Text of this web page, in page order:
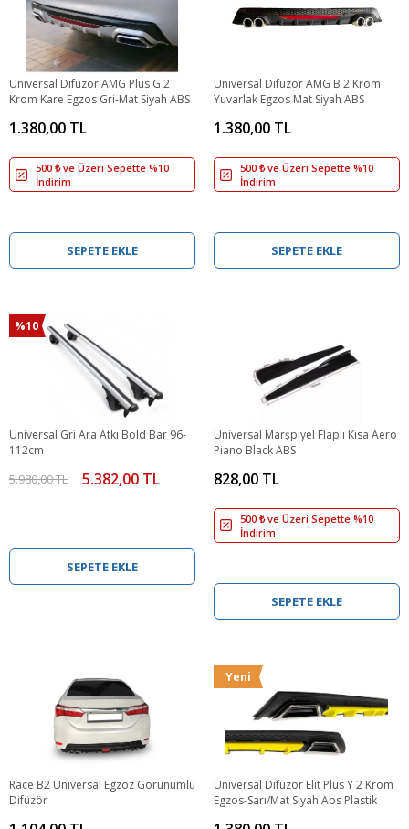
Universal Difüzör AMG Plus G 2
Krom Kare Egzos Gri-Mat Siyah ABS
1.380,00 TL
500 ₺ ve Üzeri Sepette %10
İndirim
SEPETE EKLE
Universal Difüzör AMG B 2 Krom
Yuvarlak Egzos Mat Siyah ABS
1.380,00 TL
500 ₺ ve Üzeri Sepette %10
İndirim
SEPETE EKLE
%10
Universal Gri Ara Atkı Bold Bar 96-
112cm
5.980,00 TL 5.382,00 TL
SEPETE EKLE
Universal Marşpiyel Flaplı Kısa Aero
Piano Black ABS
828,00 TL
500 ₺ ve Üzeri Sepette %10
İndirim
SEPETE EKLE
Race B2 Universal Egzoz Görünümlü
Difüzör
Yeni
Universal Difüzör Elit Plus Y 2 Krom
Egzos-Sarı/Mat Siyah Abs Plastik